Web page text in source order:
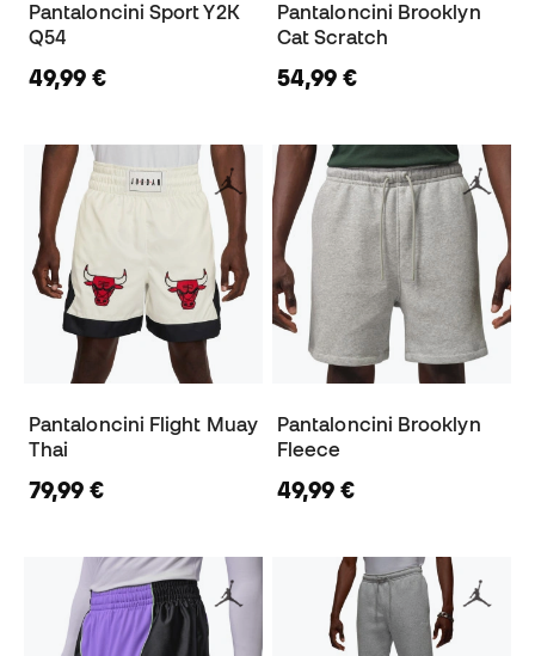
Pantaloncini Sport Y2K
Q54
49,99 €
Pantaloncini Brooklyn
Cat Scratch
54,99 €
Pantaloncini Flight Muay
Thai
79,99 €
Pantaloncini Brooklyn
Fleece
49,99 €